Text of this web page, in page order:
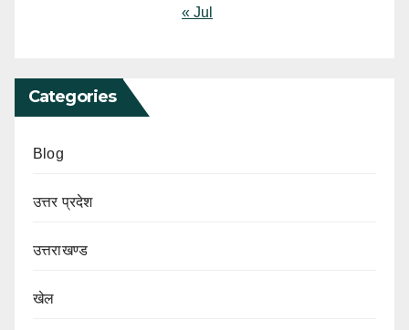
« Jul
Categories
Blog
उत्तर प्रदेश
उत्तराखण्ड
खेल